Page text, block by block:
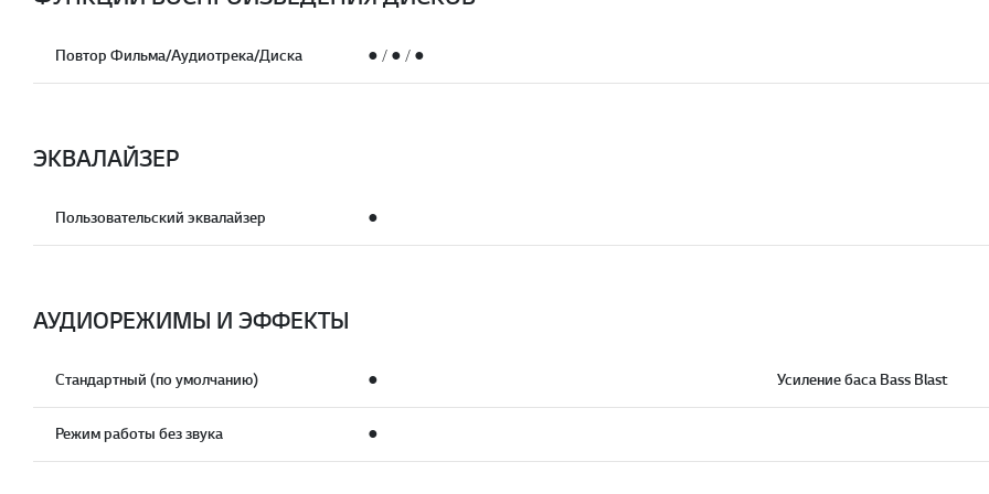
Повтор Фильма/Аудиотрека/Диска ● / ● / ●
ЭКВАЛАЙЗЕР
Пользовательский эквалайзер ●
АУДИОРЕЖИМЫ И ЭФФЕКТЫ
Стандартный (по умолчанию) ● Усиление баса Bass Blast
Режим работы без звука ●